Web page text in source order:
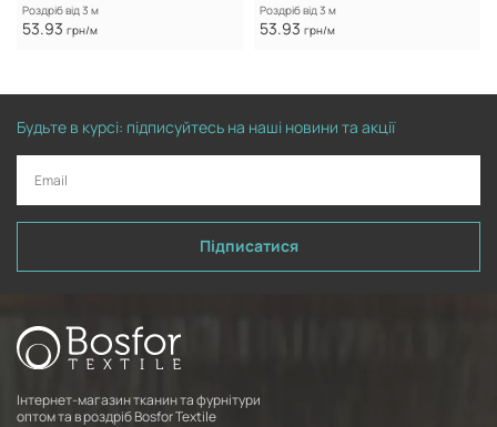
Роздріб від 3 м
53.93 грн/м
Роздріб від 3 м
53.93 грн/м
Будьте в курсі: підписуйтесь на наші новини та акції
Підписатися
Інтернет-магазин тканин та фурнітури
оптом та в роздріб Bosfor Textile